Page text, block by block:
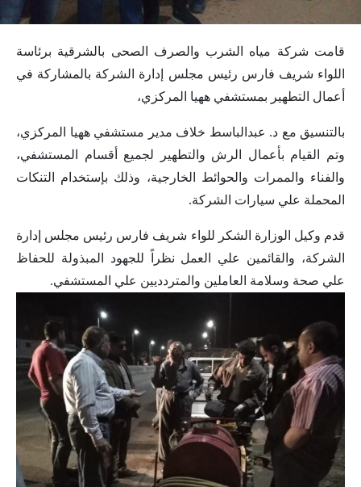
قامت شركة مياه الشرب والصرف الصحى بالشرقية برئاسة
اللواء شريف فارس رئيس مجلس إدارة الشركة بالمشاركة في
أعمال التطهير بمستشفي ههيا المركزي،
بالتنسيق مع د. عبدالباسط خلاف مدير مستشفي ههيا المركزي،
وتم القيام بأعمال الرش والتطهير لجميع أقسام المستشفي،
والفناء والممرات والحوائط الخارجية، وذلك بإستخدام التنكات
المحملة علي سيارات الشركة.
قدم وكيل الوزارة الشكر للواء شريف فارس رئيس مجلس إدارة
الشركة، والقائمين علي العمل نظراً للجهود المبذولة للحفاظ
علي صحة وسلامة العاملين والمتردديين علي المستشفي.